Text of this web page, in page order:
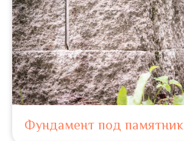
Фундамент под памятник